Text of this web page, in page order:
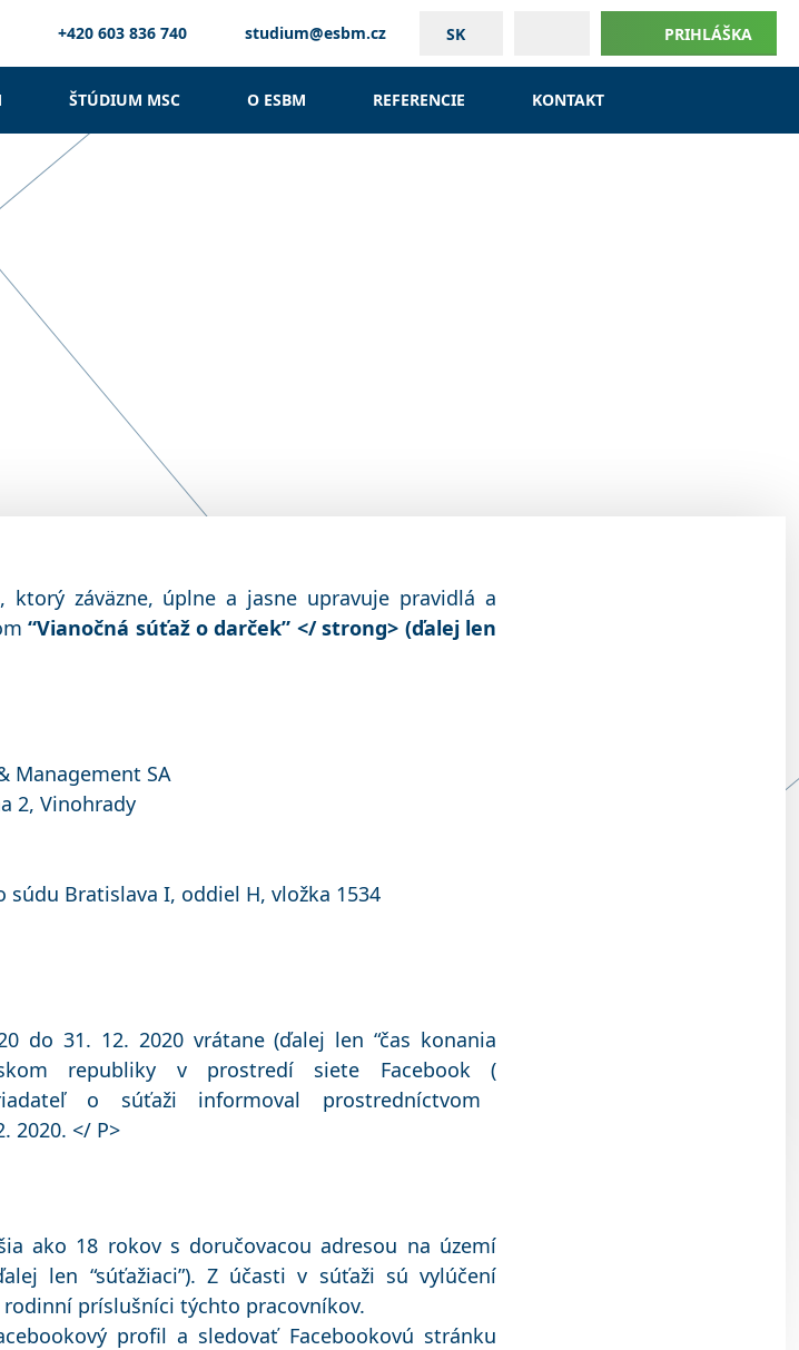
SK PRIHLÁŠKA
+420 603 836 740 studium@esbm.cz
ŠTÚDIUM MSC O ESBM REFERENCIE KONTAKT
záväzne, úplne a jasne upravuje pravidlá a
“Vianočná súťaž o darček” </ strong> (ďalej len
Management SA
2, Vinohrady
Bratislava I, oddiel H, vložka 1534
do 31. 12. 2020 vrátane (ďalej len “čas konania
republiky v prostredí siete Facebook (
o súťaži informoval prostredníctvom
2020. </ P>
ako 18 rokov s doručovacou adresou na území
len “súťažiaci”). Z účasti v súťaži sú vylúčení
príslušníci týchto pracovníkov.
profil a sledovať Facebookovú stránku